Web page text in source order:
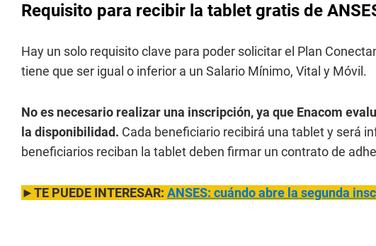
Requisito para recibir la tablet gratis de
Hay un solo requisito clave para poder solicitar el Plan
tiene que ser igual o inferior a un Salario Mínimo, Vital y Móvil.
No es necesario realizar una inscripción, ya que Enacom
la disponibilidad. Cada beneficiario recibirá una tablet y será
beneficiarios reciban la tablet deben firmar un contrato de
►TE PUEDE INTERESAR: ANSES: cuándo abre la segunda